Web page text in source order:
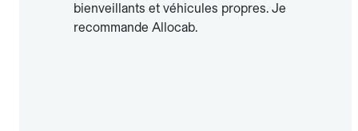
bienveillants et véhicules propres. Je
recommande Allocab.